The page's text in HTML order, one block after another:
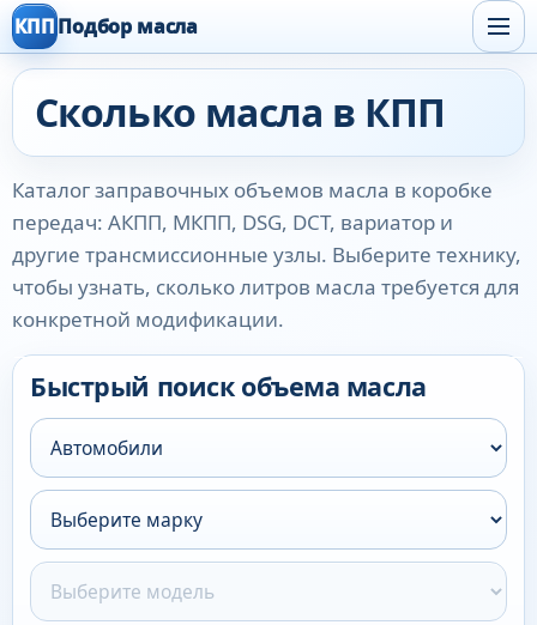
КПППодбор масла
Сколько масла в КПП
Каталог заправочных объемов масла в коробке
передач: АКПП, МКПП, DSG, DCT, вариатор и
другие трансмиссионные узлы. Выберите технику,
чтобы узнать, сколько литров масла требуется для
конкретной модификации.
Быстрый поиск объема масла